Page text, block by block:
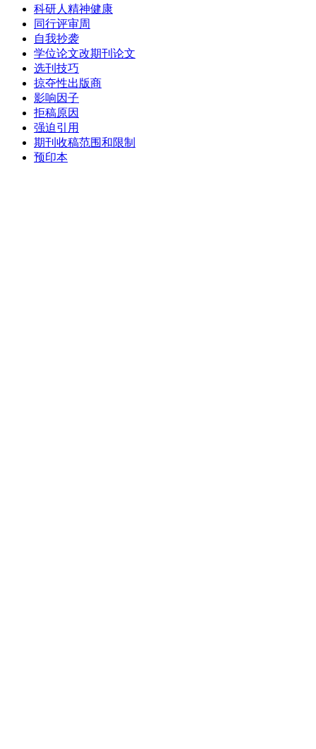
科研人精神健康
同行评审周
自我抄袭
学位论文改期刊论文
选刊技巧
掠夺性出版商
影响因子
拒稿原因
强迫引用
期刊收稿范围和限制
预印本